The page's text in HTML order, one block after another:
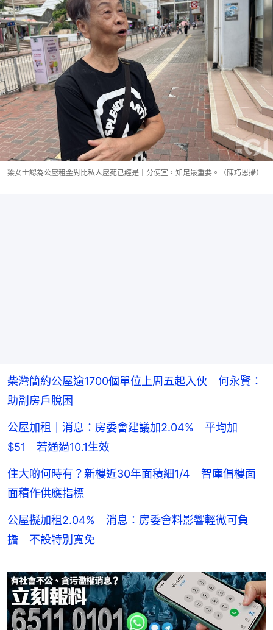
梁女士認為公屋租金對比私人屋苑已經是十分便宜，知足最重要。（陳巧恩攝）
柴灣簡約公屋逾1700個單位上周五起入伙 何永賢：
助劏房戶脫困
公屋加租｜消息：房委會建議加2.04% 平均加
$51 若通過10.1生效
住大啲何時有？新樓近30年面積細1/4 智庫倡樓面
面積作供應指標
公屋擬加租2.04% 消息：房委會料影響輕微可負
擔 不設特別寬免